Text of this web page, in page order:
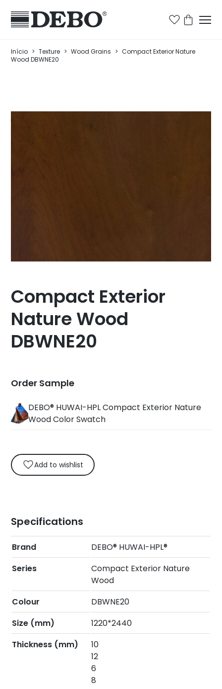
Início > Texture > Wood Grains > Compact Exterior Nature
Wood DBWNE20
Compact Exterior
Nature Wood
DBWNE20
Order Sample
DEBO® HUWAI-HPL Compact Exterior Nature
Wood Color Swatch
Add to wishlist
Specifications
Brand
DEBO® HUWAI-HPL®
Series
Compact Exterior Nature
Wood
Colour
DBWNE20
Size (mm)
1220*2440
Thickness (mm)
10
12
6
8